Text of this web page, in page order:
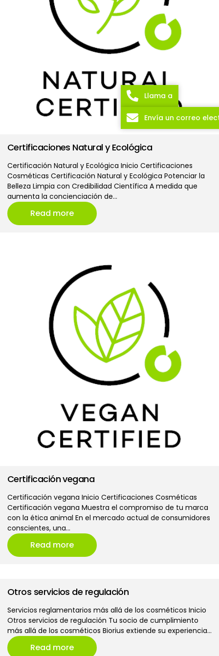
Certificaciones Natural y Ecológica
Certificación Natural y Ecológica Inicio Certificaciones
Cosméticas Certificación Natural y Ecológica Potenciar la
Belleza Limpia con Credibilidad Científica A medida que
aumenta la concienciación de…
Read more
Certificación vegana
Certificación vegana Inicio Certificaciones Cosméticas
Certificación vegana Muestra el compromiso de tu marca
con la ética animal En el mercado actual de consumidores
conscientes, una…
Read more
Otros servicios de regulación
Servicios reglamentarios más allá de los cosméticos Inicio
Otros servicios de regulación Tu socio de cumplimiento
más allá de los cosméticos Biorius extiende su experiencia…
Read more
Llama a
Envía un correo